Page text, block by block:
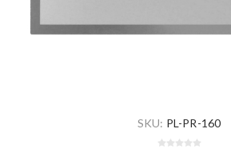
SKU: PL-PR-160